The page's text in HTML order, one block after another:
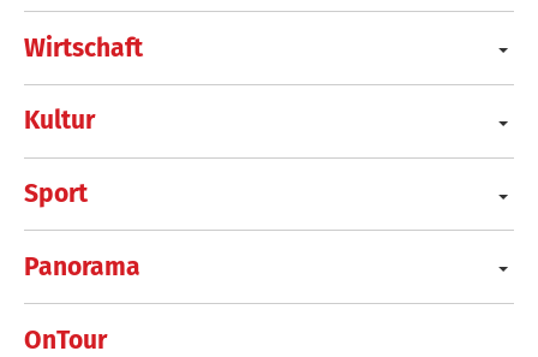
Wirtschaft
Kultur
Sport
Panorama
OnTour